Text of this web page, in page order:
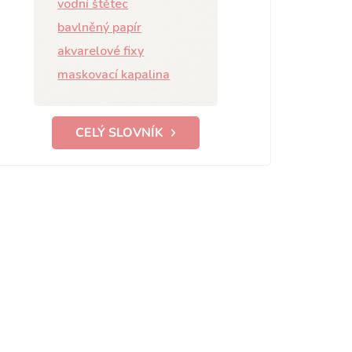
vodní štětec
bavlněný papír
akvarelové fixy
maskovací kapalina
CELÝ SLOVNÍK